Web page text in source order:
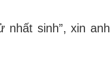
nhất sinh”, xin anh